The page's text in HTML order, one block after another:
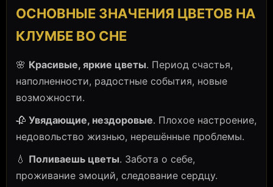
ОСНОВНЫЕ ЗНАЧЕНИЯ ЦВЕТОВ НА
КЛУМБЕ ВО СНЕ
🌸 Красивые, яркие цветы. Период счастья,
наполненности, радостные события, новые
возможности.
🥀 Увядающие, нездоровые. Плохое настроение,
недовольство жизнью, нерешённые проблемы.
💧 Поливаешь цветы. Забота о себе,
проживание эмоций, следование сердцу.